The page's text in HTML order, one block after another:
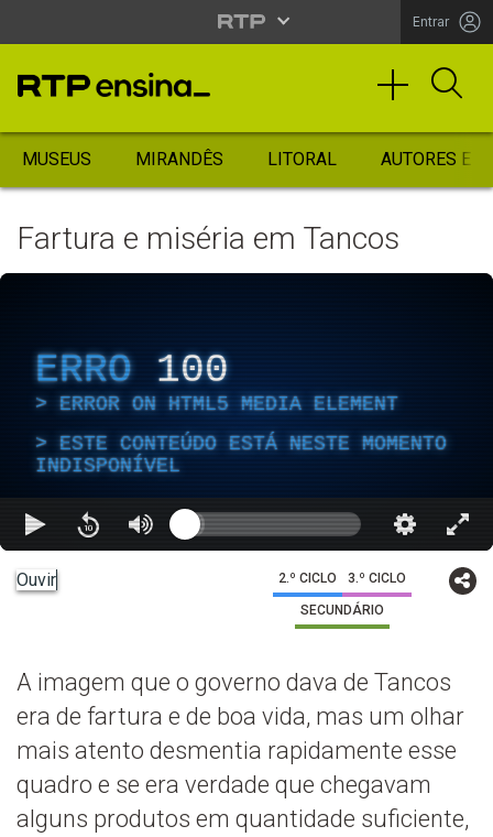
Entrar
MUSEUS MIRANDÊS LITORAL AUTORES
Fartura e miséria em Tancos
ERRO 100
ERROR ON HTML5 MEDIA ELEMENT
ESTE CONTEÚDO ESTÁ NESTE MOMENTO
INDISPONÍVEL
Ouvir 2.º CICLO 3.º CICLO
SECUNDÁRIO
A imagem que o governo dava de Tancos
era de fartura e de boa vida, mas um olhar
mais atento desmentia rapidamente esse
quadro e se era verdade que chegavam
alguns produtos em quantidade suficiente,